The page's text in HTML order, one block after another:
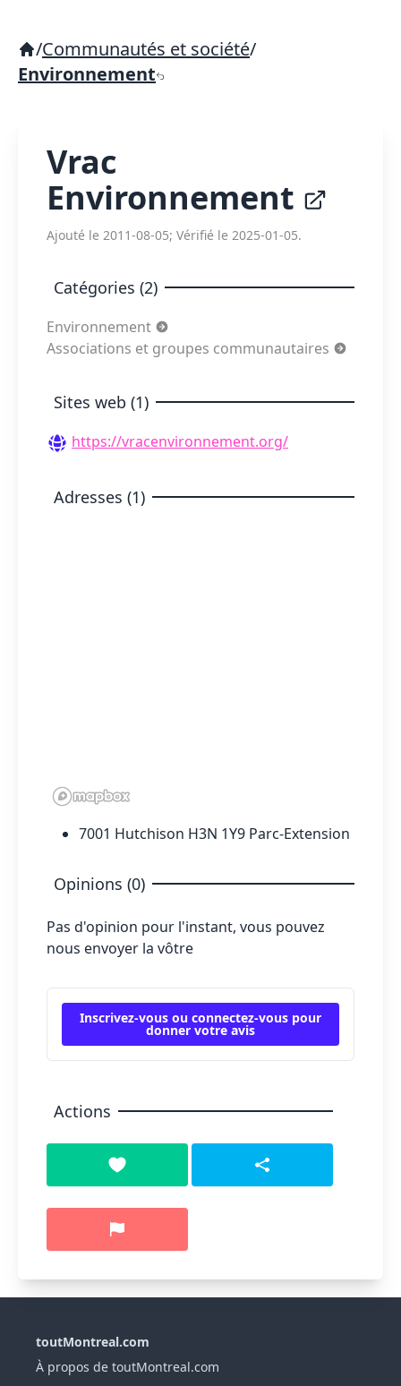
/Communautés et société/
Environnement
Vrac
Environnement
Ajouté le 2011-08-05; Vérifié le 2025-01-05.
Catégories (2)
Environnement
Associations et groupes communautaires
Sites web (1)
https://vracenvironnement.org/
Adresses (1)
7001 Hutchison H3N 1Y9 Parc-Extension
Opinions (0)
Pas d'opinion pour l'instant, vous pouvez
nous envoyer la vôtre
Inscrivez-vous ou connectez-vous pour
donner votre avis
Actions
toutMontreal.com
À propos de toutMontreal.com